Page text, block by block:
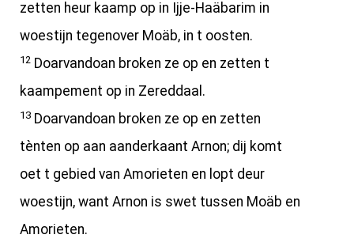
zetten heur kaamp op in Ijje-Haäbarim in
woestijn tegenover Moäb, in t oosten.
12 Doarvandoan broken ze op en zetten t
kaampement op in Zereddaal.
13 Doarvandoan broken ze op en zetten
tènten op aan aanderkaant Arnon; dij komt
oet t gebied van Amorieten en lopt deur
woestijn, want Arnon is swet tussen Moäb en
Amorieten.